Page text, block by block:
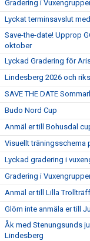
Gradering i
Lyckat terminsavslut
Save-the-date! Upprop
oktober
Lyckad Gradering för
Lindesberg 2026 och
SAVE THE DATE
Budo Nord Cup
Anmäl er till Bohusdal
Visuellt träningsschema
Lyckad gradering i
Gradering i
Anmäl er till Lilla
Glöm inte anmäla er till
Åk med Stenungsunds
Lindesberg